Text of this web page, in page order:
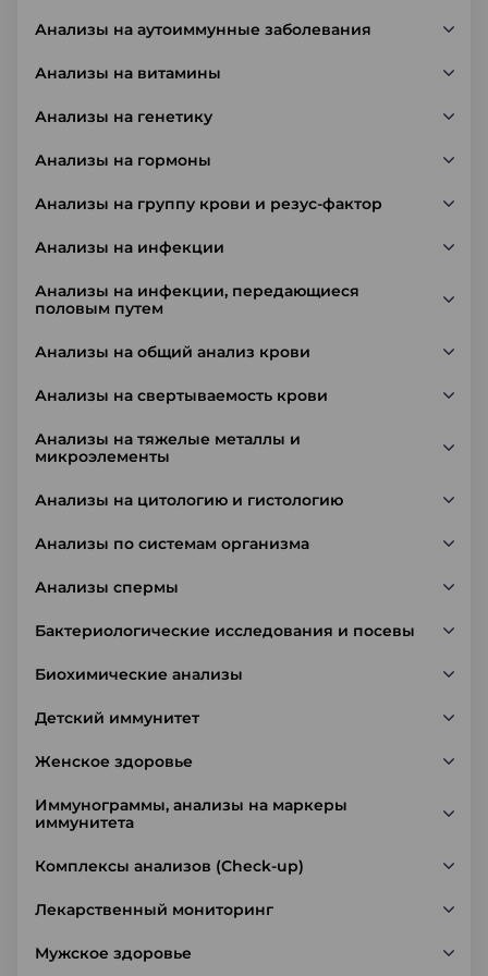
Анализы на аутоиммунные заболевания
Анализы на витамины
Анализы на генетику
Анализы на гормоны
Анализы на группу крови и резус-фактор
Анализы на инфекции
Анализы на инфекции, передающиеся
половым путем
Анализы на общий анализ крови
Анализы на свертываемость крови
Анализы на тяжелые металлы и
микроэлементы
Анализы на цитологию и гистологию
Анализы по системам организма
Анализы спермы
Бактериологические исследования и посевы
Биохимические анализы
Детский иммунитет
Женское здоровье
Иммунограммы, анализы на маркеры
иммунитета
Комплексы анализов (Check-up)
Лекарственный мониторинг
Мужское здоровье